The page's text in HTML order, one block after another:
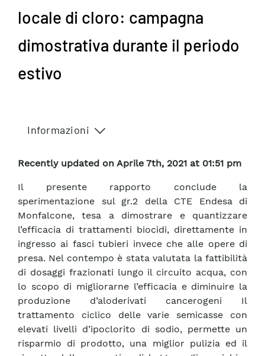
locale di cloro: campagna
dimostrativa durante il periodo
estivo
Informazioni
Recently updated on Aprile 7th, 2021 at 01:51 pm
Il presente rapporto conclude la
sperimentazione sul gr.2 della CTE Endesa di
Monfalcone, tesa a dimostrare e quantizzare
l’efficacia di trattamenti biocidi, direttamente in
ingresso ai fasci tubieri invece che alle opere di
presa. Nel contempo è stata valutata la fattibilità
di dosaggi frazionati lungo il circuito acqua, con
lo scopo di migliorarne l’efficacia e diminuire la
produzione d’aloderivati cancerogeni Il
trattamento ciclico delle varie semicasse con
elevati livelli d’ipoclorito di sodio, permette un
risparmio di prodotto, una miglior pulizia ed il